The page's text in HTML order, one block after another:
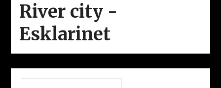
River city -
Esklarinet